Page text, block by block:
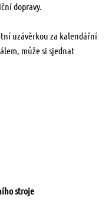
dopravy.
uzávěrkou za kalendářní
může si sjednat
stroje